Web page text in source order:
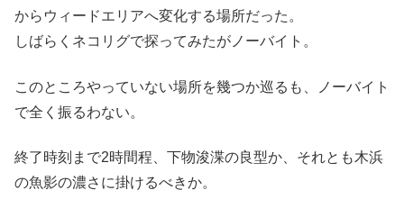
からウィードエリアへ変化する場所だった。
しばらくネコリグで探ってみたがノーバイト。
このところやっていない場所を幾つか巡るも、ノーバイト
で全く振るわない。
終了時刻まで2時間程、下物浚渫の良型か、それとも木浜
の魚影の濃さに掛けるべきか。